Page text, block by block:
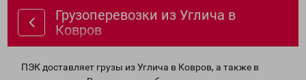
Грузоперевозки из Углича в
Ковров
ПЭК доставляет грузы из Углича в Ковров, а также в